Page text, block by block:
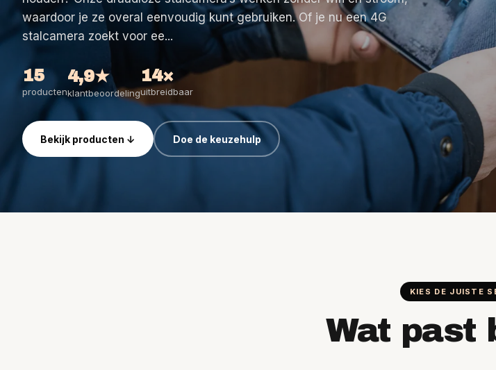
Birth Watch pakkettenHorse Watch Care
AirGo Ventilator
waardoor je ze overal eenvoudig kunt gebruiken. Of je nu een 4G
stalcamera zoekt voor ee...
15
producten
4,9★
klantbeoordeling
14×
uitbreidbaar
Bekijk producten ↓ Doe de keuzehulp
KIES DE JUISTE
Wat past